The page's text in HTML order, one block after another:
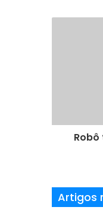
e
o
a
i
Artigos